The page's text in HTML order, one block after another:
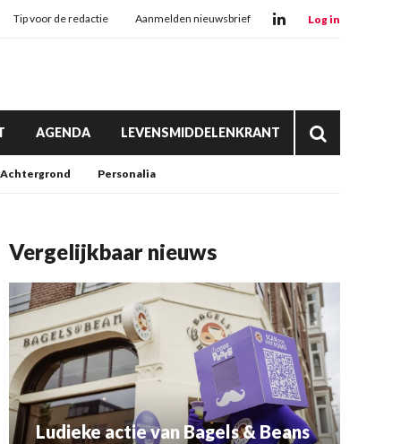
Tip voor de redactie Aanmelden nieuwsbrief Log in
AGENDA LEVENSMIDDELENKRANT
Achtergrond Personalia
Vergelijkbaar nieuws
Ludieke actie van Bagels & Beans